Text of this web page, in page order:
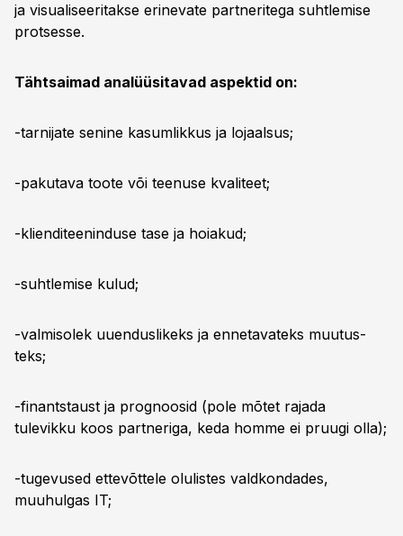
ja visualiseeritakse erinevate partneritega suhtlemise
protsesse.
Tähtsaimad analüüsitavad aspektid on:
-tarnijate senine kasumlikkus ja lojaalsus;
-pakutava toote või teenuse kvaliteet;
-klienditeeninduse tase ja hoiakud;
-suhtlemise kulud;
-valmisolek uuenduslikeks ja ennetavateks muutus­
teks;
-finantstaust ja prognoosid (pole mõtet rajada
tulevikku koos partneriga, keda homme ei pruugi olla);
-tugevused ettevõttele olulistes valdkondades,
muuhulgas IT;